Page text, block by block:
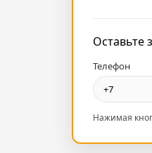
Оставьте
Телефон
Нажимая